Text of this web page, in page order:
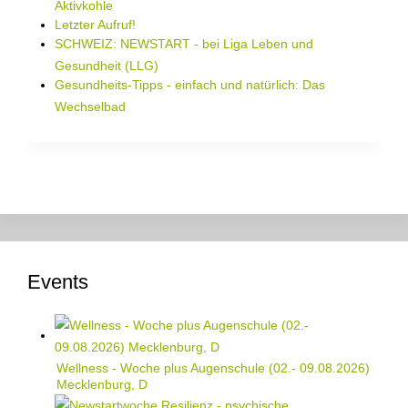
Aktivkohle
Letzter Aufruf!
SCHWEIZ: NEWSTART - bei Liga Leben und
Gesundheit (LLG)
Gesundheits-Tipps - einfach und natürlich: Das
Wechselbad
Events
Wellness - Woche plus Augenschule (02.- 09.08.2026)
Mecklenburg, D